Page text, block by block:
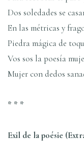
Dos soledades se
En las métricas y
Piedra mágica de
Vos sos la poesía
Mujer con dedos
* * *
Exil de la poésie